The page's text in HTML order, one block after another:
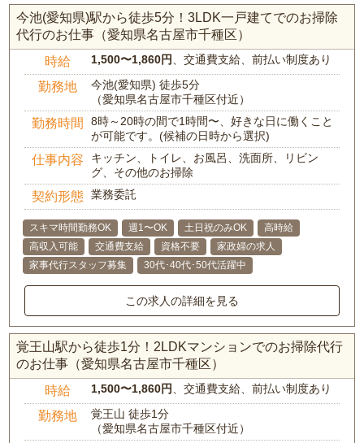
今池(愛知県)駅から徒歩5分！3LDK一戸建てでのお掃除
代行のお仕事（愛知県名古屋市千種区）
時給 1,500〜1,860円 、交通費支給、前払い制度あり
勤務地
今池(愛知県) 徒歩5分
（愛知県名古屋市千種区付近）
勤務時間
8時～20時の間で1時間〜、好きな日に働くこと
が可能です。(候補の日時から選択)
仕事内容
キッチン、トイレ、お風呂、洗面所、リビン
グ、その他のお掃除
契約形態 業務委託
スキマ時間勤務OK 週1〜OK 土日祝のみOK
高時給
高収入可能
交通費支給 資格不要
家政婦の求人
家事代行スタッフ募集
30代･40代･50代活躍中
この求人の詳細を見る
覚王山駅から徒歩1分！2LDKマンションでのお掃除代行
のお仕事（愛知県名古屋市千種区）
時給 1,500〜1,860円 、交通費支給、前払い制度あり
勤務地
覚王山 徒歩1分
（愛知県名古屋市千種区付近）